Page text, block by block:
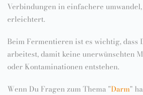
Verbindungen in einfachere
erleichtert.
Beim Fermentieren ist es wichtig, dass
arbeitest, damit keine unerwünschten
oder Kontaminationen entstehen.
Wenn Du Fragen zum Thema "Darm"